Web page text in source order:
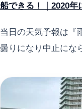
船できる！｜2020年
当日の天気予報は『
曇りになり中止にな